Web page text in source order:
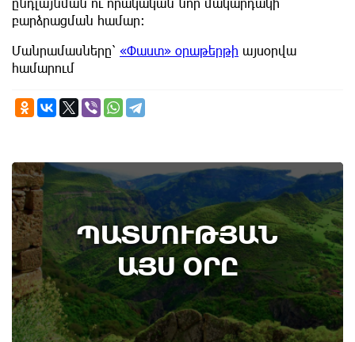
բարձրացման համար։
Մանրամասները՝ «Փաստ» օրաթերթի այսօրվա
համարում
ՊԱՏՄՈՒԹՅԱՆ
ԱՅՍ ՕՐԸ
6th of August
Կառավարությունը ազդարարել է Հյուսիս -
Հարավ ավտոմայրուղու շինարարության
մեկնարկը․ պատմության այս օրը (6
օգոստոս)